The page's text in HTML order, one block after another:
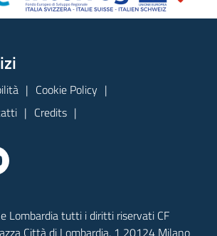
Cookie Policy
Credits
Lombardia tutti i diritti riservati CF
Città di Lombardia, 1 20124 Milano